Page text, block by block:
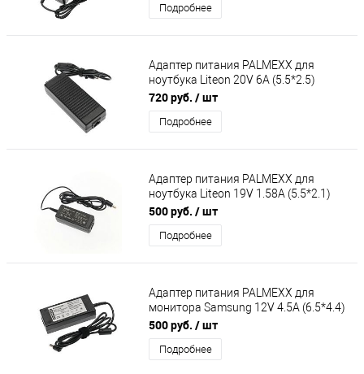
Подробнее
Адаптер питания PALMEXX для
ноутбука Liteon 20V 6A (5.5*2.5)
(кабель питания в комплекте)
720 руб. / шт
Подробнее
Адаптер питания PALMEXX для
ноутбука Liteon 19V 1.58A (5.5*2.1)
(кабель питания в комплекте)
500 руб. / шт
Подробнее
Адаптер питания PALMEXX для
монитора Samsung 12V 4.5A (6.5*4.4)
(кабель питания в комплекте)
500 руб. / шт
Подробнее